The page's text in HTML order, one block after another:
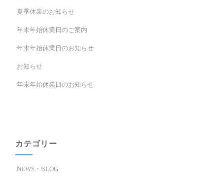
夏季休業のお知らせ
年末年始休業日のご案内
年末年始休業日のお知らせ
お知らせ
年末年始休業日のお知らせ
カテゴリー
NEWS・BLOG